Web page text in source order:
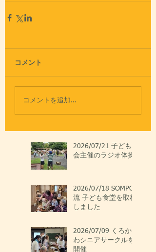
コメント
コメントを追加…
2026/07/21 子ども
会主催のラジオ体操
2026/07/18 SOMPO
流 子ども食堂を取材
しました
2026/07/09 くろか
わシニアサークルを
開催